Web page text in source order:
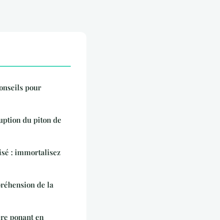
pour
du piton de
: immortalisez
de la
ponant en